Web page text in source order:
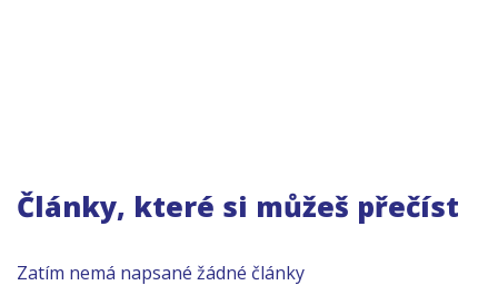
Články, které si můžeš přečíst
Zatím nemá napsané žádné články